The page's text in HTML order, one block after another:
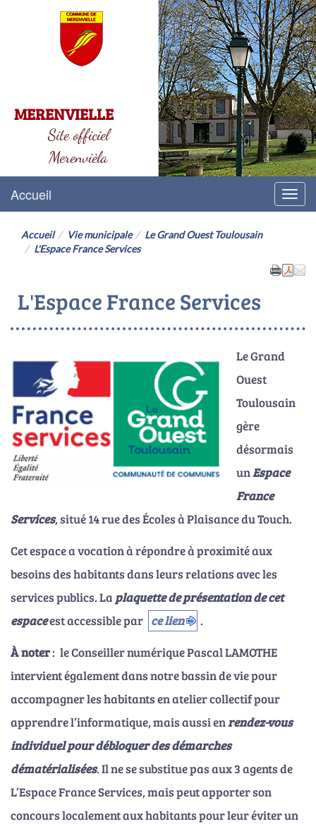
MERENVIELLE
Site officiel
Merenvièla
Menu
Accueil
Accueil Vie municipale
Le Grand Ouest Toulousain
L'Espace France Services
L'Espace France Services
Le Grand
Ouest
Toulousain
gère
désormais
unEspace
France
Services, situé 14 rue des Écoles à Plaisance du Touch.
Cet espace a vocation à répondre à proximité aux
besoins des habitants dans leurs relations avec les
services publics. Laplaquette de présentation de cet
espaceest accessible par ce lien
.
À noter: le Conseiller numérique Pascal LAMOTHE
intervient également dans notre bassin de vie pour
accompagner les habitants en atelier collectif pour
apprendre l’informatique, mais aussi enrendez-vous
individuel pour débloquer des démarches
dématérialisées. Il ne se substitue pas aux 3 agents de
L’Espace France Services, mais peut apporter son
concours localement aux habitants pour leur éviter un